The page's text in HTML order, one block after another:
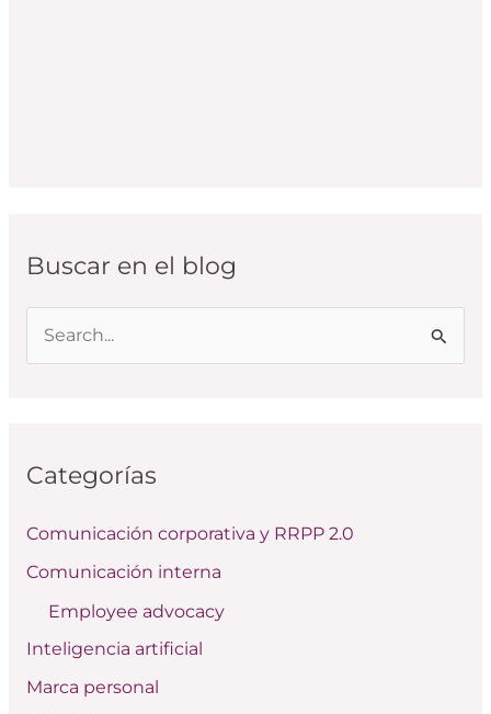
Buscar en el blog
a
p
o
:
Categorías
Comunicación corporativa y RRPP 2.0
Comunicación interna
Employee advocacy
Inteligencia artificial
Marca personal